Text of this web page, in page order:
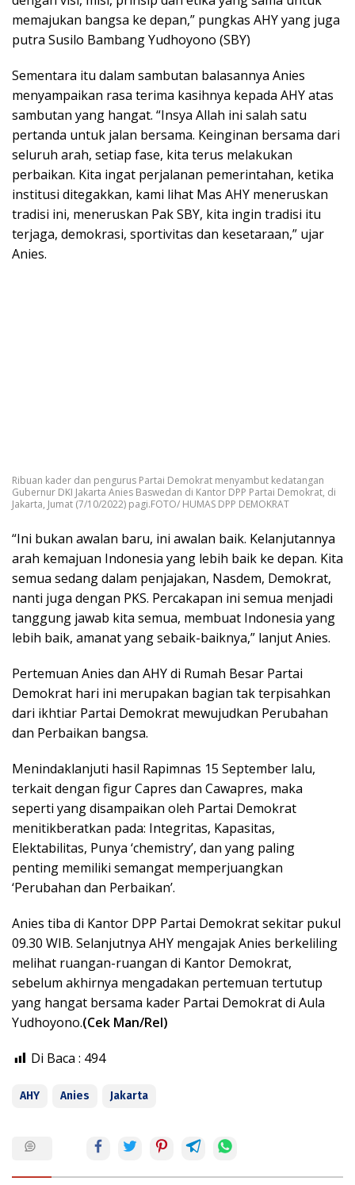
memajukan bangsa ke depan,” pungkas AHY yang juga
putra Susilo Bambang Yudhoyono (SBY)
Sementara itu dalam sambutan balasannya Anies
menyampaikan rasa terima kasihnya kepada AHY atas
sambutan yang hangat. “Insya Allah ini salah satu
pertanda untuk jalan bersama. Keinginan bersama dari
seluruh arah, setiap fase, kita terus melakukan
perbaikan. Kita ingat perjalanan pemerintahan, ketika
institusi ditegakkan, kami lihat Mas AHY meneruskan
tradisi ini, meneruskan Pak SBY, kita ingin tradisi itu
terjaga, demokrasi, sportivitas dan kesetaraan,” ujar
Anies.
Ribuan kader dan pengurus Partai Demokrat menyambut kedatangan
Gubernur DKI Jakarta Anies Baswedan di Kantor DPP Partai Demokrat, di
Jakarta, Jumat (7/10/2022) pagi.FOTO/ HUMAS DPP DEMOKRAT
“Ini bukan awalan baru, ini awalan baik. Kelanjutannya
arah kemajuan Indonesia yang lebih baik ke depan. Kita
semua sedang dalam penjajakan, Nasdem, Demokrat,
nanti juga dengan PKS. Percakapan ini semua menjadi
tanggung jawab kita semua, membuat Indonesia yang
lebih baik, amanat yang sebaik-baiknya,” lanjut Anies.
Pertemuan Anies dan AHY di Rumah Besar Partai
Demokrat hari ini merupakan bagian tak terpisahkan
dari ikhtiar Partai Demokrat mewujudkan Perubahan
dan Perbaikan bangsa.
Menindaklanjuti hasil Rapimnas 15 September lalu,
terkait dengan figur Capres dan Cawapres, maka
seperti yang disampaikan oleh Partai Demokrat
menitikberatkan pada: Integritas, Kapasitas,
Elektabilitas, Punya ‘chemistry’, dan yang paling
penting memiliki semangat memperjuangkan
‘Perubahan dan Perbaikan’.
Anies tiba di Kantor DPP Partai Demokrat sekitar pukul
09.30 WIB. Selanjutnya AHY mengajak Anies berkeliling
melihat ruangan-ruangan di Kantor Demokrat,
sebelum akhirnya mengadakan pertemuan tertutup
yang hangat bersama kader Partai Demokrat di Aula
Yudhoyono.(Cek Man/Rel)
Di Baca : 494
AHY Anies Jakarta